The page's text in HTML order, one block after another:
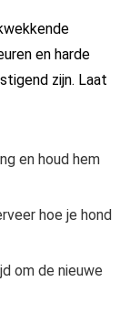
en harde
zijn. Laat
en houd hem
hoe je hond
om de nieuwe